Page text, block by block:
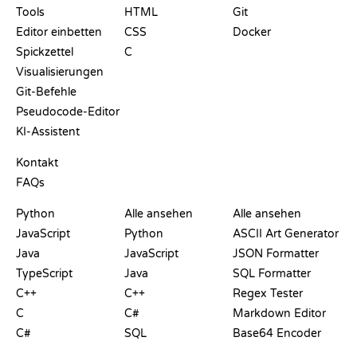
Tools
Editor einbetten
Spickzettel
Visualisierungen
Git-Befehle
Pseudocode-Editor
KI-Assistent
Kontakt
FAQs
HTML
CSS
C
Git
Docker
Python
JavaScript
Java
TypeScript
C++
C
C#
Alle ansehen
Python
JavaScript
Java
C++
C#
SQL
Alle ansehen
ASCII Art Generator
JSON Formatter
SQL Formatter
Regex Tester
Markdown Editor
Base64 Encoder